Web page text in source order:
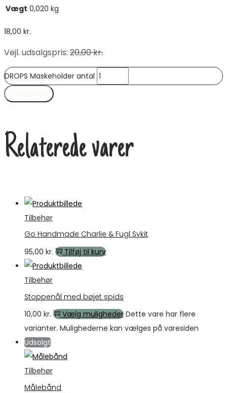
Vægt 0,020 kg
18,00 kr.
Vejl. udsalgspris: 20,00kr.
DROPS Maskeholder antal
Tilføj til kurv
Relaterede varer
Tilbehør
Go Handmade Charlie & Fugl Sykit
95,00 kr. Tilføj til kurv
Tilbehør
Stoppenål med bøjet spids
10,00 kr. Vælg muligheder Dette vare har flere
varianter. Mulighederne kan vælges på varesiden
Udsolgt
Tilbehør
Målebånd